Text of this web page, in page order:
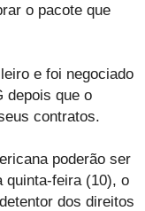
o pacote que
e foi negociado
depois que o
contratos.
poderão ser
quinta-feira (10), o
dos direitos